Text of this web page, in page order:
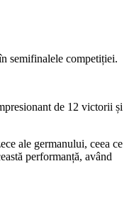
semifinalele competiției.
de 12 victorii și
ale germanului, ceea ce
performanță, având